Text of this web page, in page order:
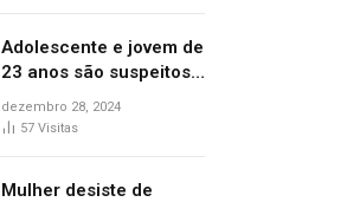
Grammy 2025
Adolescente e jovem de
23 anos são suspeitos
de vender drogas
próximo de delegacia e
dezembro 28, 2024
57 Visitas
Mulher desiste de